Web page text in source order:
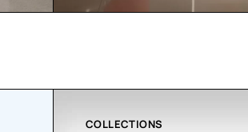
CLIMATISATION GREENOR